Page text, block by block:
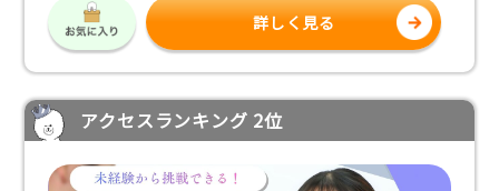
詳しく見る
アクセスランキング 2位